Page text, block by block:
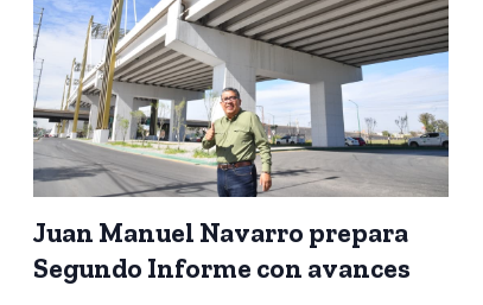
Juan Manuel Navarro prepara
Segundo Informe con avances